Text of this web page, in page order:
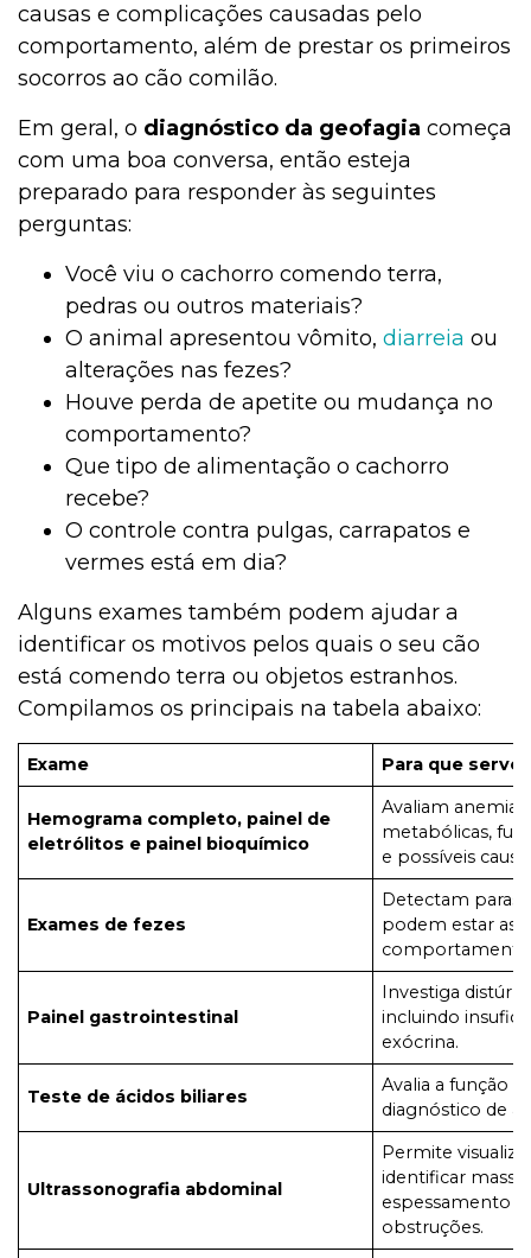
causas e complicações causadas pelo
comportamento, além de prestar os primeiros
socorros ao cão comilão.
Em geral, o diagnóstico da geofagia começa
com uma boa conversa, então esteja
preparado para responder às seguintes
perguntas:
Você viu o cachorro comendo terra,
pedras ou outros materiais?
O animal apresentou vômito, diarreia ou
alterações nas fezes?
Houve perda de apetite ou mudança no
comportamento?
Que tipo de alimentação o cachorro
recebe?
O controle contra pulgas, carrapatos e
vermes está em dia?
Alguns exames também podem ajudar a
identificar os motivos pelos quais o seu cão
está comendo terra ou objetos estranhos.
Compilamos os principais na tabela abaixo:
Exame Para que serve
Hemograma completo, painel de
eletrólitos e painel bioquímico
Avaliam anemia,
metabólicas,
e possíveis
Exames de fezes
Detectam
podem estar
Painel gastrointestinal
Investiga
incluindo
exócrina.
Teste de ácidos biliares
Avalia a função
diagnóstico de
Ultrassonografia abdominal
Permite
identificar
espessamento
obstruções.